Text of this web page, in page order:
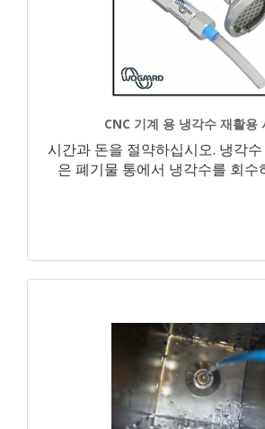
CNC 기계 용 냉각수 재활용
시간과 돈을 절약하십시오. 냉각
은 폐기물 통에서 냉각수를 회수